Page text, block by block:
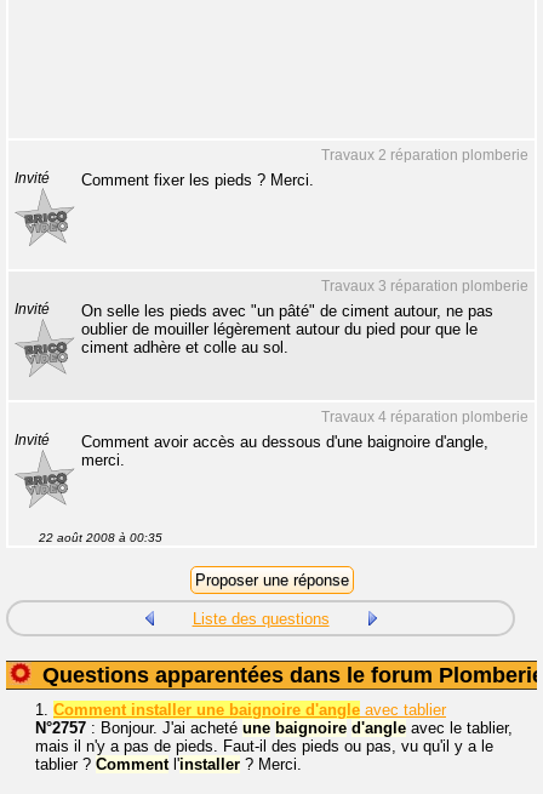
Travaux 2 réparation plomberie
Invité Comment fixer les pieds ? Merci.
Travaux 3 réparation plomberie
Invité
On selle les pieds avec "un pâté" de ciment autour, ne pas
oublier de mouiller légèrement autour du pied pour que le
ciment adhère et colle au sol.
Travaux 4 réparation plomberie
Invité
Comment avoir accès au dessous d'une baignoire d'angle,
merci.
22 août 2008 à 00:35
Liste des questions
Questions apparentées dans le forum Plomberie
1. Comment installer une baignoire d'angle avec tablier
N°2757 : Bonjour. J'ai acheté une baignoire d'angle avec le tablier,
mais il n'y a pas de pieds. Faut-il des pieds ou pas, vu qu'il y a le
tablier ? Commentl'installer ? Merci.